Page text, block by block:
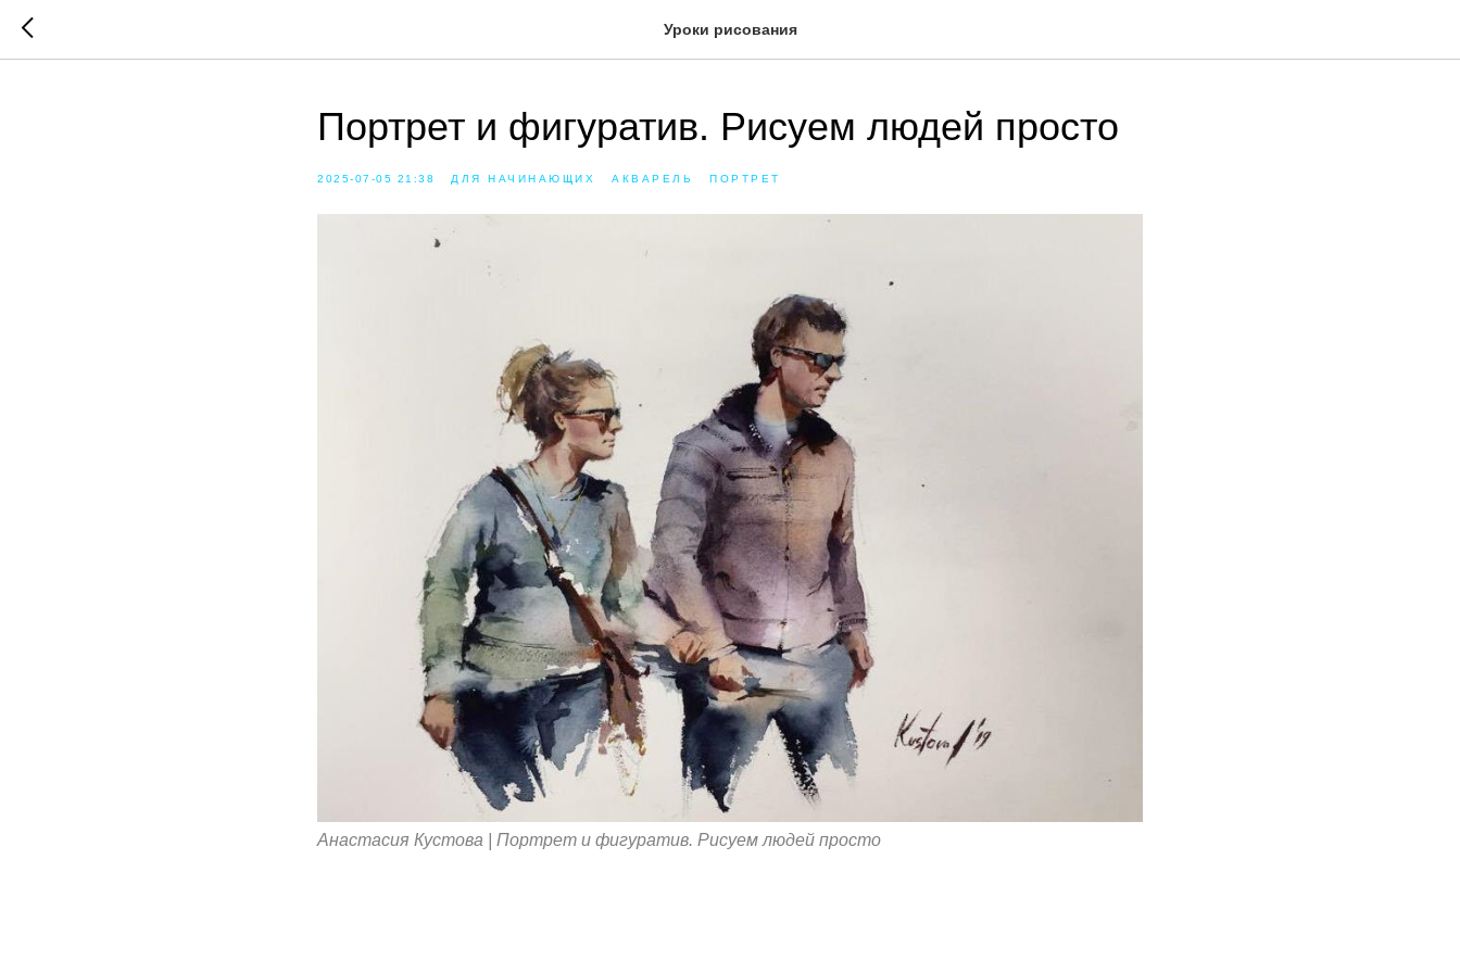
Уроки рисования
Портрет и фигуратив. Рисуем людей просто
2025-07-05 21:38 ДЛЯ НАЧИНАЮЩИХ АКВАРЕЛЬ ПОРТРЕТ
Анастасия Кустова | Портрет и фигуратив. Рисуем людей просто